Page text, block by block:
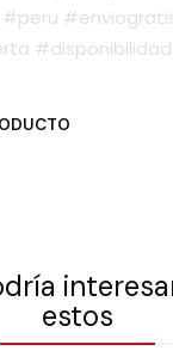
estos